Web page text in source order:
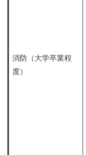
消防（大学卒業程
度）